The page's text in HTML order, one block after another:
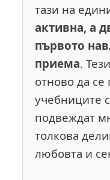
тази на
активна, а
първото
приема.
отново да се
учебниците
подвеждат
толкова
любовта и